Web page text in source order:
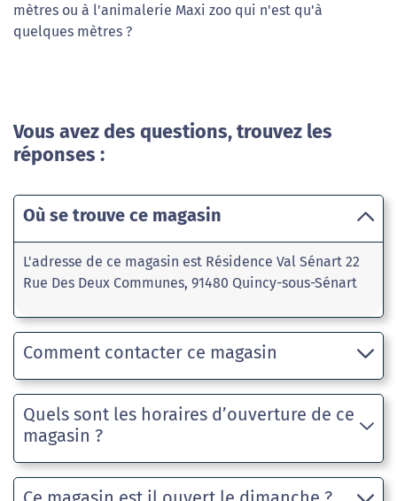
mètres ou à l'animalerie Maxi zoo qui n'est qu'à
quelques mètres ?
Vous avez des questions, trouvez les
réponses :
Où se trouve ce magasin
L'adresse de ce magasin est Résidence Val Sénart 22
Rue Des Deux Communes, 91480 Quincy-sous-Sénart
Comment contacter ce magasin
Quels sont les horaires d’ouverture de ce
magasin ?